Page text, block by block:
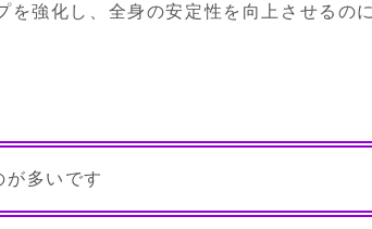
強化し、全身の安定性を向上させるの
が多いです